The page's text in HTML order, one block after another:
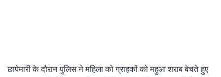
छापेमारी के दौरान पुलिस ने महिला को ग्राहकों को महुआ शराब बेचते हुए